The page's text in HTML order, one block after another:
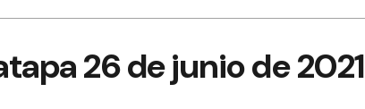
26 de junio de 2021